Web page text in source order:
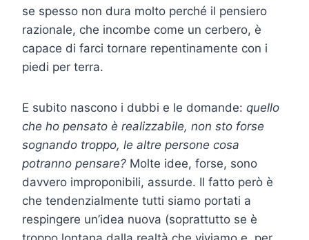
se spesso non dura molto perché il pensiero
razionale, che incombe come un cerbero, è
capace di farci tornare repentinamente con i
piedi per terra.
E subito nascono i dubbi e le domande: quello
che ho pensato è realizzabile, non sto forse
sognando troppo, le altre persone cosa
potranno pensare? Molte idee, forse, sono
davvero improponibili, assurde. Il fatto però è
che tendenzialmente tutti siamo portati a
respingere un’idea nuova (soprattutto se è